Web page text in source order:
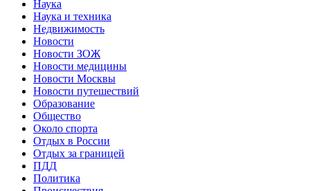
Наука
Наука и техника
Недвижимость
Новости
Новости ЗОЖ
Новости медицины
Новости Москвы
Новости путешествий
Образование
Общество
Около спорта
Отдых в России
Отдых за границей
ПДД
Политика